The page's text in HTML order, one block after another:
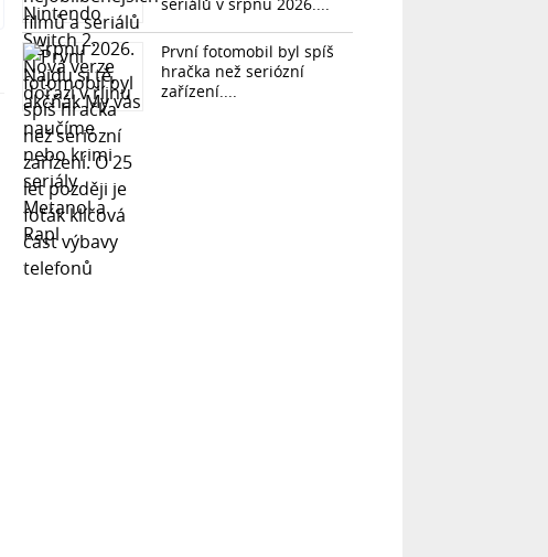
První fotomobil byl spíš
hračka než seriózní
zařízení....